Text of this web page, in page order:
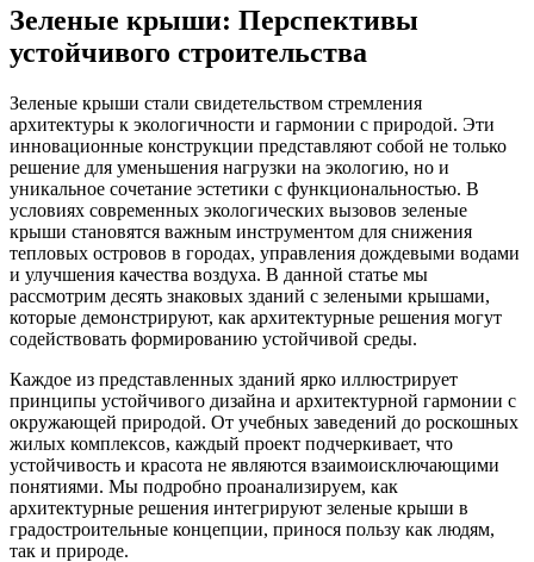
Зеленые крыши: Перспективы
устойчивого строительства
Зеленые крыши стали свидетельством стремления
архитектуры к экологичности и гармонии с природой. Эти
инновационные конструкции представляют собой не только
решение для уменьшения нагрузки на экологию, но и
уникальное сочетание эстетики с функциональностью. В
условиях современных экологических вызовов зеленые
крыши становятся важным инструментом для снижения
тепловых островов в городах, управления дождевыми водами
и улучшения качества воздуха. В данной статье мы
рассмотрим десять знаковых зданий с зелеными крышами,
которые демонстрируют, как архитектурные решения могут
содействовать формированию устойчивой среды.
Каждое из представленных зданий ярко иллюстрирует
принципы устойчивого дизайна и архитектурной гармонии с
окружающей природой. От учебных заведений до роскошных
жилых комплексов, каждый проект подчеркивает, что
устойчивость и красота не являются взаимоисключающими
понятиями. Мы подробно проанализируем, как
архитектурные решения интегрируют зеленые крыши в
градостроительные концепции, принося пользу как людям,
так и природе.